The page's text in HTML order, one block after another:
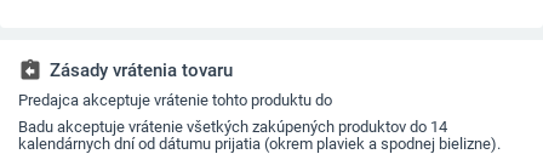
Mujer Dámske
oblečenie
topy
assignment_return Zásady vrátenia tovaru
Predajca akceptuje vrátenie tohto produktu do
Badu akceptuje vrátenie všetkých zakúpených produktov do 14
kalendárnych dní od dátumu prijatia (okrem plaviek a spodnej bielizne).